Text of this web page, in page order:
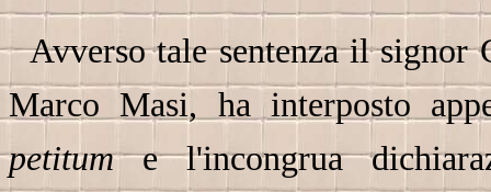
Avverso tale sentenza il signor
Marco Masi, ha interposto
petitume l'incongrua